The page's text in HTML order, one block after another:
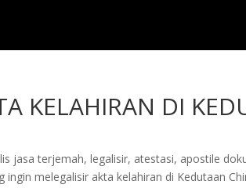
KELAHIRAN DI
jasa terjemah, legalisir, atestasi, apostile
melegalisir akta kelahiran di Kedutaan